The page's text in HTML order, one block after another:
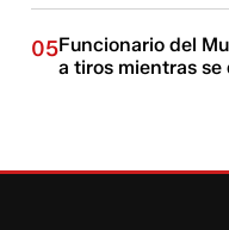
05Funcionario del
a tiros mientras